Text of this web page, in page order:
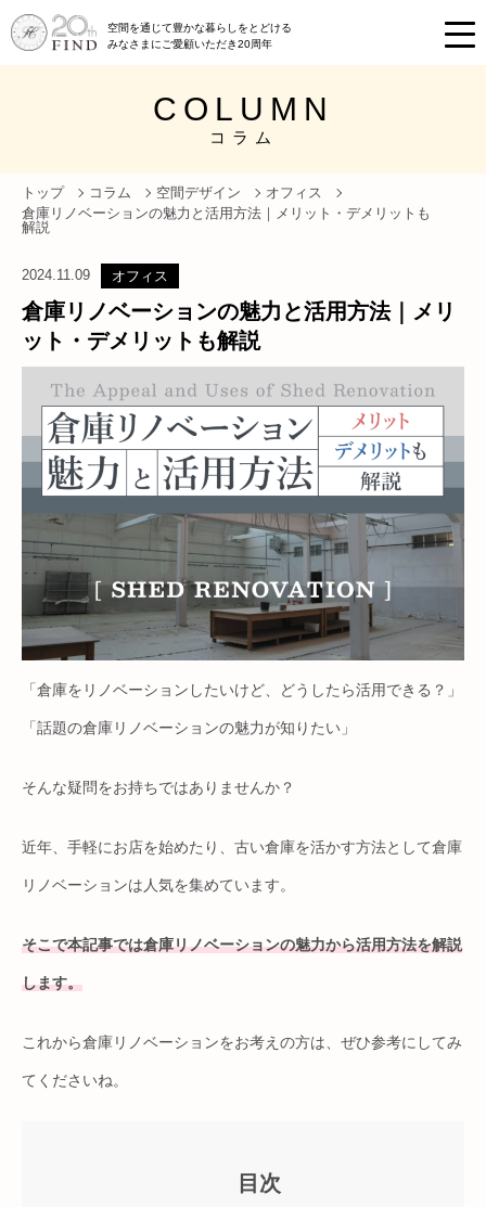
空間を通じて豊かな暮らしをとどける
みなさまにご愛顧いただき20周年
COLUMN
コラム
トップ コラム 空間デザイン
オフィス
倉庫リノベーションの魅力と活用方法｜メリット・デメリットも
解説
2024.11.09 オフィス
倉庫リノベーションの魅力と活用方法｜メリ
ット・デメリットも解説
「倉庫をリノベーションしたいけど、どうしたら活用できる？」
「話題の倉庫リノベーションの魅力が知りたい」
そんな疑問をお持ちではありませんか？
近年、手軽にお店を始めたり、古い倉庫を活かす方法として倉庫
リノベーションは人気を集めています。
そこで本記事では倉庫リノベーションの魅力から活用方法を解説
します。
これから倉庫リノベーションをお考えの方は、ぜひ参考にしてみ
てくださいね。
目次